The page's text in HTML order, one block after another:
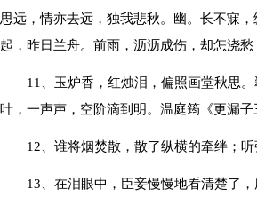
思远，情亦去远，独我悲秋。幽。长不寐
起，昨日兰舟。前雨，沥沥成伤，却怎浇愁
11、玉炉香，红烛泪，偏照画堂秋思
叶，一声声，空阶滴到明。温庭筠《更漏子
12、谁将烟焚散，散了纵横的牵绊；听
13、在泪眼中，臣妾慢慢地看清楚了